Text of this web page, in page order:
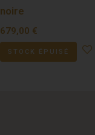
noire
679,00 €
STOCK ÉPUISÉ